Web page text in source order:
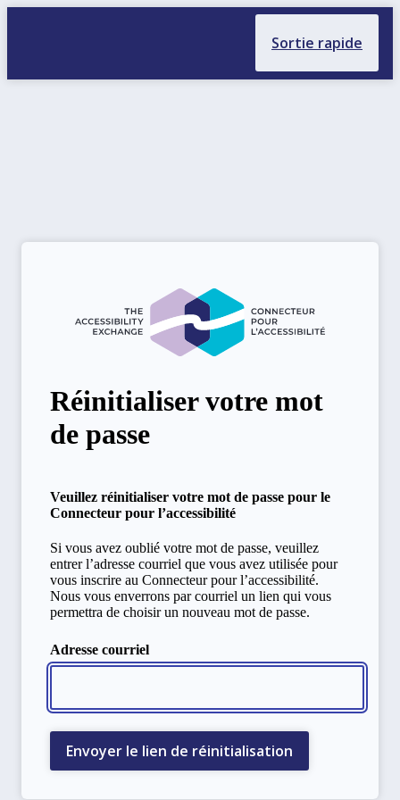
Sortie rapide
Réinitialiser votre mot
de passe
Veuillez réinitialiser votre mot de passe pour le
Connecteur pour l’accessibilité
Si vous avez oublié votre mot de passe, veuillez
entrer l’adresse courriel que vous avez utilisée pour
vous inscrire au Connecteur pour l’accessibilité.
Nous vous enverrons par courriel un lien qui vous
permettra de choisir un nouveau mot de passe.
Adresse courriel
Envoyer le lien de réinitialisation